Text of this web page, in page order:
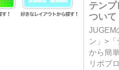
テン
ついて
JUGEM
ン」>
から簡
リポブ